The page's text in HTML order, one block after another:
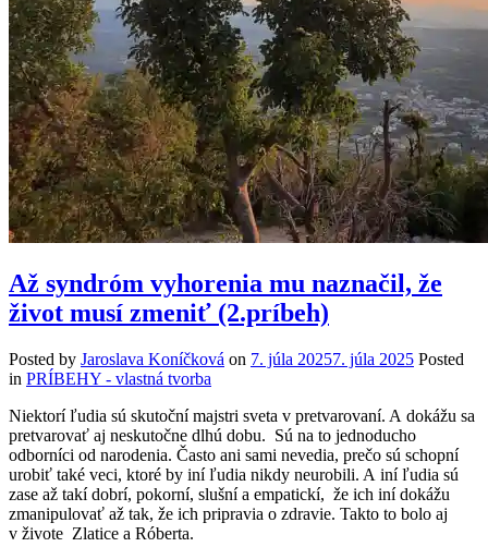
Až syndróm vyhorenia mu naznačil, že
život musí zmeniť (2.príbeh)
Posted by Jaroslava Koníčková on 7. júla 20257. júla 2025 Posted
in PRÍBEHY - vlastná tvorba
Niektorí ľudia sú skutoční majstri sveta v pretvarovaní. A dokážu sa
pretvarovať aj neskutočne dlhú dobu. Sú na to jednoducho
odborníci od narodenia. Často ani sami nevedia, prečo sú schopní
urobiť také veci, ktoré by iní ľudia nikdy neurobili. A iní ľudia sú
zase až takí dobrí, pokorní, slušní a empatickí, že ich iní dokážu
zmanipulovať až tak, že ich pripravia o zdravie. Takto to bolo aj
v živote Zlatice a Róberta.